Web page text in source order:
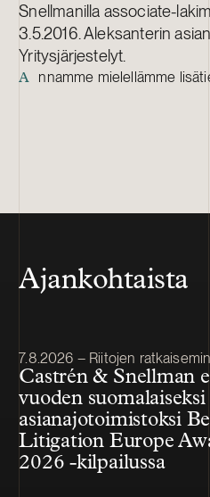
Snellmanilla associate-
3.5.2016. Aleksanterin
Yritysjärjestelyt.
A nnamme mielellämme
Ajankohtaista
Julkaistu
7.8.2026 – Riitojen
Castrén & Snellman
vuoden suomalaiseksi
asianajotoimistoksi
Litigation Europe
2026 -kilpailussa